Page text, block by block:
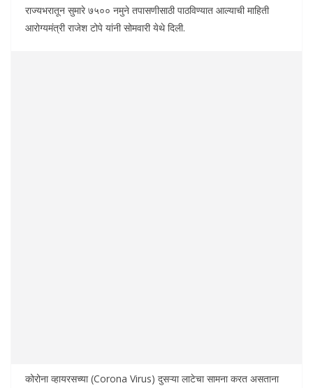
राज्यभरातून सुमारे ७५०० नमुने तपासणीसाठी पाठविण्यात आल्याची माहिती
आरोग्यमंत्री राजेश टोपे यांनी सोमवारी येथे दिली.
कोरोना व्हायरसच्या (Corona Virus) दुसऱ्या लाटेचा सामना करत असताना